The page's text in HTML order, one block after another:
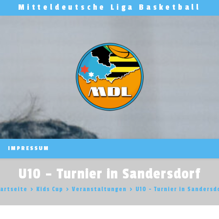
Mitteldeutsche Liga Basketball
IMPRESSUM
U10 – Turnier in Sandersdorf
> Kids Cup > Veranstaltungen > U10 – Turnier in